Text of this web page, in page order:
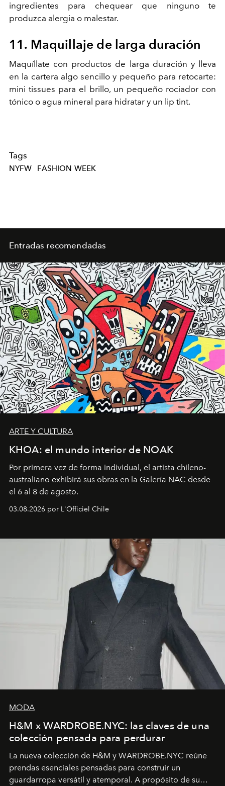
ingredientes para chequear que ninguno te
produzca alergia o malestar.
11. Maquillaje de larga duración
Maquíllate con productos de larga duración y lleva
en la cartera algo sencillo y pequeño para retocarte:
mini tissues para el brillo, un pequeño rociador con
tónico o agua mineral para hidratar y un lip tint.
Tags
NYFW FASHION WEEK
Entradas recomendadas
ARTE Y CULTURA
KHOA: el mundo interior de NOAK
Por primera vez de forma individual, el artista chileno-
australiano exhibirá sus obras en la Galería NAC desde
el 6 al 8 de agosto.
03.08.2026 por L'Officiel Chile
MODA
H&M x WARDROBE.NYC: las claves de una
colección pensada para perdurar
La nueva colección de H&M y WARDROBE.NYC reúne
prendas esenciales pensadas para construir un
guardarropa versátil y atemporal. A propósito de su